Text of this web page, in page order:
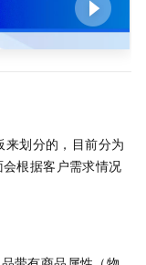
来划分的，目前分为
根据客户需求情况